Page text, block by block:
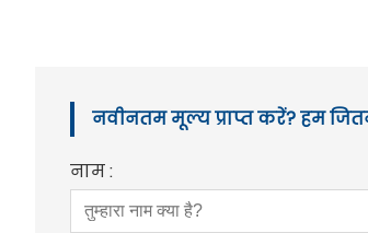
नवीनतम मूल्य प्राप्त करें? हम
नाम :